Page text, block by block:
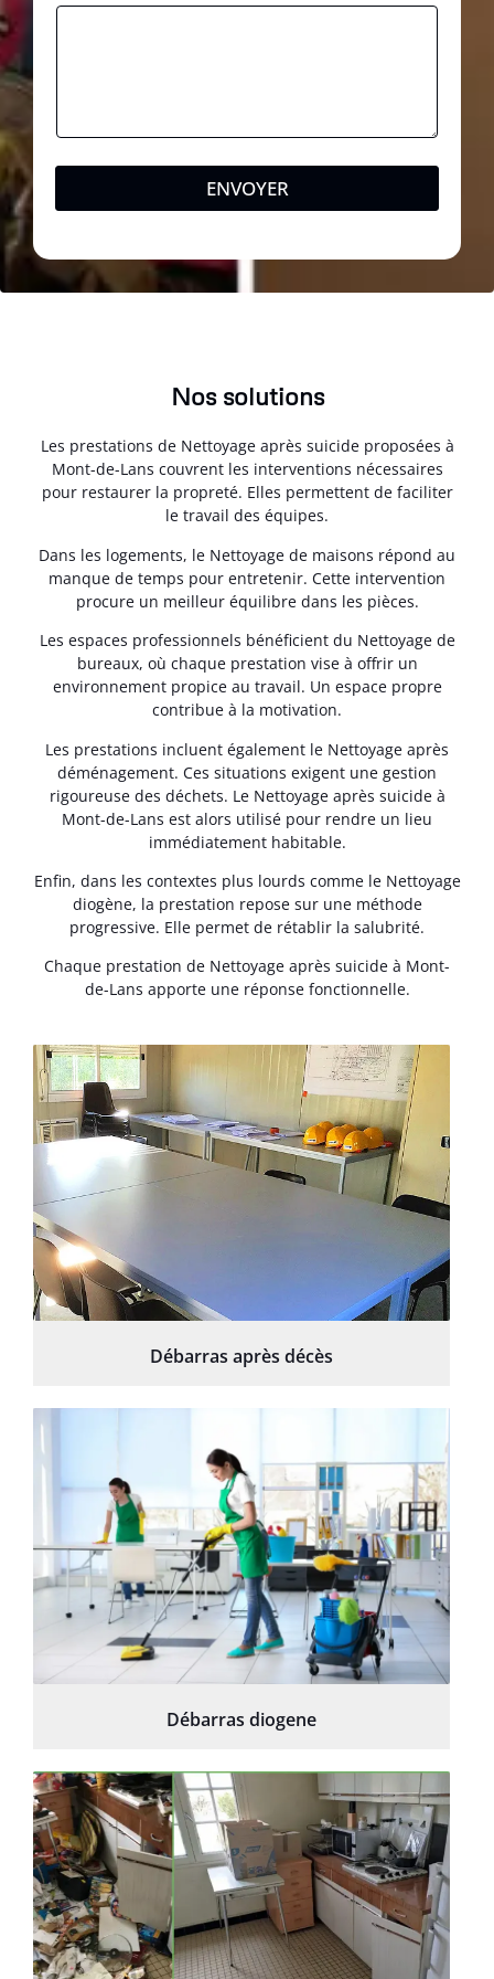
ENVOYER
Nos solutions
Les prestations de Nettoyage après suicide proposées à
Mont-de-Lans couvrent les interventions nécessaires
pour restaurer la propreté. Elles permettent de faciliter
le travail des équipes.
Dans les logements, le Nettoyage de maisons répond au
manque de temps pour entretenir. Cette intervention
procure un meilleur équilibre dans les pièces.
Les espaces professionnels bénéficient du Nettoyage de
bureaux, où chaque prestation vise à offrir un
environnement propice au travail. Un espace propre
contribue à la motivation.
Les prestations incluent également le Nettoyage après
déménagement. Ces situations exigent une gestion
rigoureuse des déchets. Le Nettoyage après suicide à
Mont-de-Lans est alors utilisé pour rendre un lieu
immédiatement habitable.
Enfin, dans les contextes plus lourds comme le Nettoyage
diogène, la prestation repose sur une méthode
progressive. Elle permet de rétablir la salubrité.
Chaque prestation de Nettoyage après suicide à Mont-
de-Lans apporte une réponse fonctionnelle.
Débarras après décès
Débarras diogene